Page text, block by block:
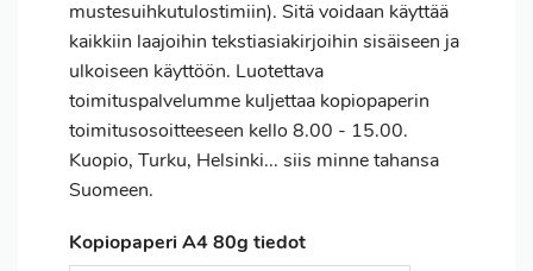
mustesuihkutulostimiin). Sitä voidaan käyttää
kaikkiin laajoihin tekstiasiakirjoihin sisäiseen ja
ulkoiseen käyttöön. Luotettava
toimituspalvelumme kuljettaa kopiopaperin
toimitusosoitteeseen kello 8.00 - 15.00.
Kuopio, Turku, Helsinki... siis minne tahansa
Suomeen.
Kopiopaperi A4 80g tiedot